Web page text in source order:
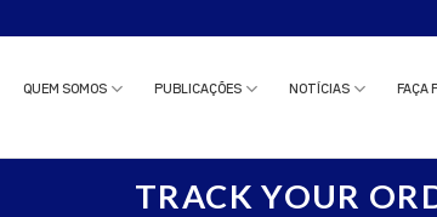
QUEM SOMOS PUBLICAÇÕES NOTÍCIAS FAÇA
TRACK YOUR
novo estudo clínico ou solicitar uma reunião com nossa